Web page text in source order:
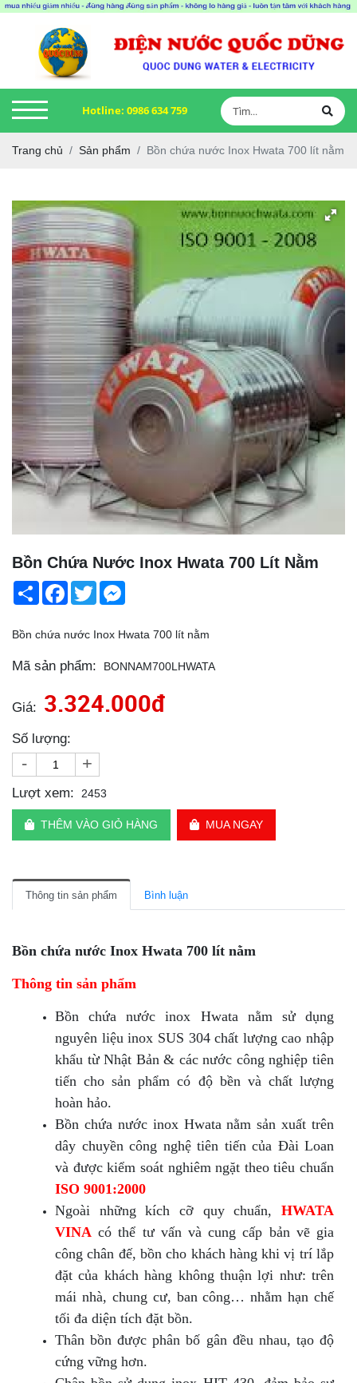
Hotline: 0986 634 759
Trang chủ Sản phẩm Bồn chứa nước Inox Hwata 700 lít nằm
Bồn Chứa Nước Inox Hwata 700 Lít Nằm
Share Facebook
Twitter
Bồn chứa nước Inox Hwata 700 lít nằm
Mã sản phẩm: BONNAM700LHWATA
Giá: 3.324.000đ
Số lượng:
- +
Lượt xem: 2453
THÊM VÀO GIỎ HÀNG MUA NGAY
Thông tin sản phẩm Bình luận
Bồn chứa nước Inox Hwata 700 lít nằm
Thông tin sản phẩm
Bồn chứa nước inox Hwata nằm sử dụng
nguyên liệu inox SUS 304 chất lượng cao nhập
khẩu từ Nhật Bản & các nước công nghiệp tiên
tiến cho sản phẩm có độ bền và chất lượng
hoàn hảo.
Bồn chứa nước inox Hwata nằm sản xuất trên
dây chuyền công nghệ tiên tiến của Đài Loan
và được kiểm soát nghiêm ngặt theo tiêu chuẩn
ISO 9001:2000
Ngoài những kích cỡ quy chuẩn, HWATA
VINA có thể tư vấn và cung cấp bản vẽ gia
công chân đế, bồn cho khách hàng khi vị trí lắp
đặt của khách hàng không thuận lợi như: trên
mái nhà, chung cư, ban công… nhằm hạn chế
tối đa diện tích đặt bồn.
Thân bồn được phân bố gân đều nhau, tạo độ
cứng vững hơn.